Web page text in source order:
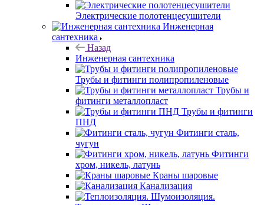
Электрические полотенцесушители
Инженерная
сантехника
Назад
Инженерная сантехника
Трубы и фитинги полипропиленовые
Трубы и
фитинги металлопласт
Трубы и фитинги
ПНД
Фитинги сталь,
чугун
Фитинги
хром, никель, латунь
Краны шаровые
Канализация